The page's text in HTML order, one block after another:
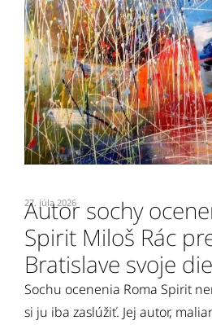
27. júla 2026
Autor sochy
Spirit Miloš Rác
Bratislave svoje
Sochu ocenenia Roma Spirit
si ju iba zaslúžiť. Jej autor,